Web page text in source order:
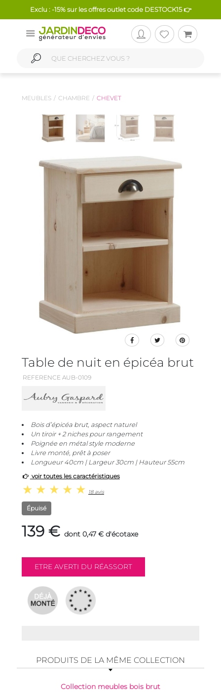
Exclu : -15% sur les offres outlet code DESTOCK15 👉
MEUBLES CHAMBRE CHEVET
Table de nuit en épicéa brut
REFERENCE AUB-0109
Bois d’épicéa brut, aspect naturel
Un tiroir + 2 niches pour rangement
Poignée en métal style moderne
Livre monté, prêt à poser
Longueur 40cm | Largeur 30cm | Hauteur 55cm
voir toutes les caractéristiques
18 avis
Épuisé
139 € dont 0,47 € d'écotaxe
PRODUITS DE LA MÊME COLLECTION
Collection meubles bois brut